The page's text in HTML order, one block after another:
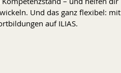
Und das ganz flexibel: mit
auf ILIAS.